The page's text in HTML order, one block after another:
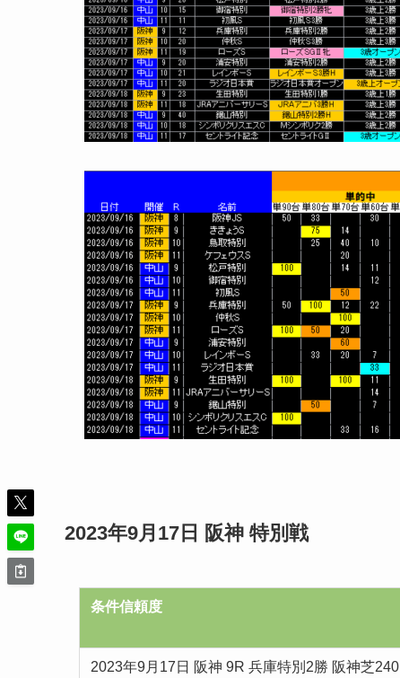
2023年9月17日 阪神 特別戦
条件信頼度
2023年9月17日 阪神 9R 兵庫特別2勝 阪神芝240